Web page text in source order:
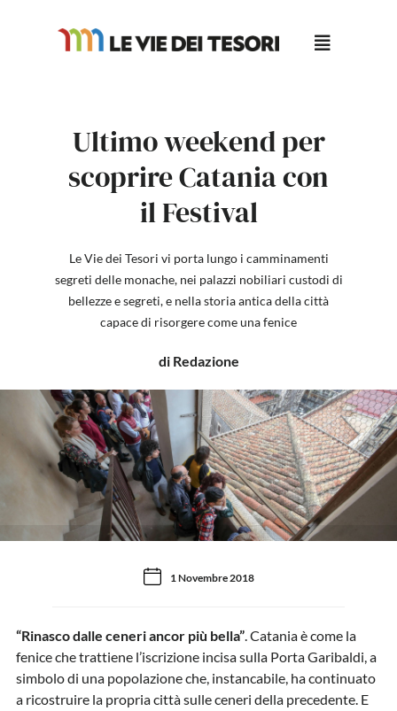
Ultimo weekend per
scoprire Catania con
il Festival
Le Vie dei Tesori vi porta lungo i camminamenti
segreti delle monache, nei palazzi nobiliari custodi di
bellezze e segreti, e nella storia antica della città
capace di risorgere come una fenice
di Redazione
1 Novembre 2018
“Rinasco dalle ceneri ancor più bella”. Catania è come la
fenice che trattiene l’iscrizione incisa sulla Porta Garibaldi, a
simbolo di una popolazione che, instancabile, ha continuato
a ricostruire la propria città sulle ceneri della precedente. E